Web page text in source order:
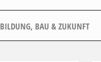
BILDUNG, BAU & ZUKUNFT